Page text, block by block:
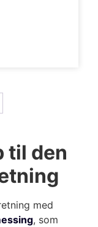
til den
med
, som